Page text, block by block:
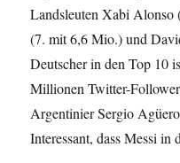
Landsleuten Xabi Alonso
(7. mit 6,6 Mio.) und
Deutscher in den Top 10
Millionen Twitter-
Argentinier Sergio
Interessant, dass Messi in